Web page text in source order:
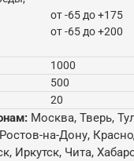
от -65 до +175
от -65 до +200
1000
500
20
Москва, Тверь,
на-Дону,
Иркутск, Чита,